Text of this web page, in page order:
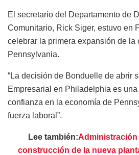
El secretario del Departamento de
Comunitario, Rick Siger, estuvo en
celebrar la primera expansión de la
Pennsylvania.
“La decisión de Bonduelle de abrir
Empresarial en Philadelphia es
confianza en la economía de
fuerza laboral”.
Lee también:Administración
construcción de la nueva